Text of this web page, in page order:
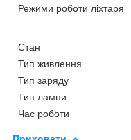
Режими роботи ліхтаря
Стан
Тип живлення
Тип заряду
Тип лампи
Час роботи